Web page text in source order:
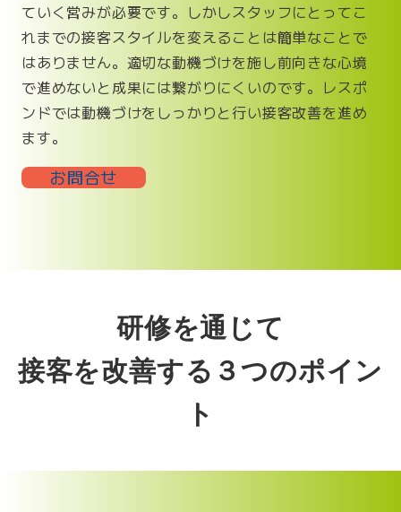
ていく営みが必要です。しかしスタッフにとってこ
れまでの接客スタイルを変えることは簡単なことで
はありません。適切な動機づけを施し前向きな心境
で進めないと成果には繋がりにくいのです。レスポ
ンドでは動機づけをしっかりと行い接客改善を進め
ます。
お問合せ
研修を通じて
接客を改善する３つのポイン
ト